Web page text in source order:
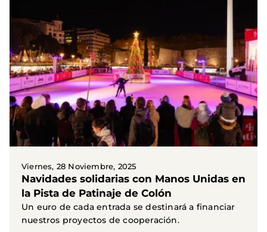
Viernes, 28 Noviembre, 2025
Navidades solidarias con Manos Unidas en
la Pista de Patinaje de Colón
Un euro de cada entrada se destinará a financiar
nuestros proyectos de cooperación.